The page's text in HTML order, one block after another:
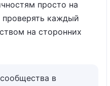
просто на
каждый
на сторонних
в